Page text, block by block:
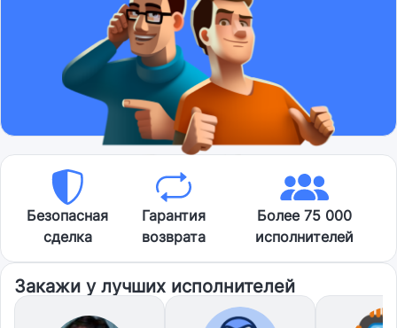
Безопасная
сделка
Гарантия
возврата
Более 75 000
исполнителей
Закажи у лучших исполнителей